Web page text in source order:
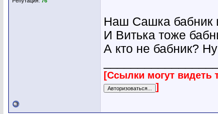
Наш Сашка бабник
И Витька тоже
А кто не бабник?
[Ссылки могут видеть
]